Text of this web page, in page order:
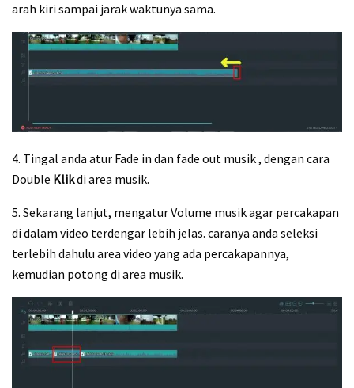
arah kiri sampai jarak waktunya sama.
4. Tingal anda atur Fade in dan fade out musik , dengan cara
Double Klikdi area musik.
5. Sekarang lanjut, mengatur Volume musik agar percakapan
di dalam video terdengar lebih jelas. caranya anda seleksi
terlebih dahulu area video yang ada percakapannya,
kemudian potong di area musik.